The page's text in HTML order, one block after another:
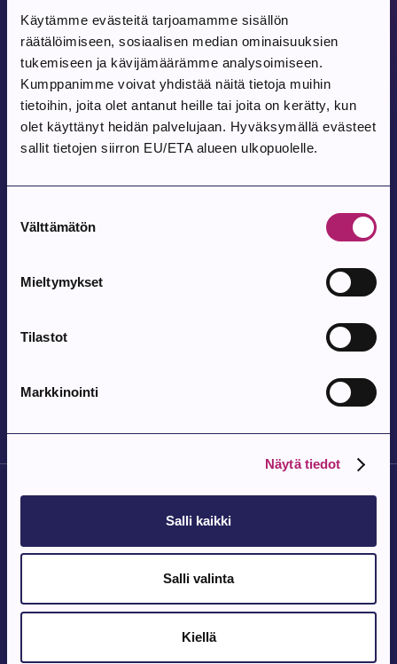
Käytämme evästeitä tarjoamamme sisällön
räätälöimiseen, sosiaalisen median ominaisuuksien
tukemiseen ja kävijämäärämme analysoimiseen.
Kumppanimme voivat yhdistää näitä tietoja muihin
tietoihin, joita olet antanut heille tai joita on kerätty, kun
olet käyttänyt heidän palvelujaan. Hyväksymällä evästeet
sallit tietojen siirron EU/ETA alueen ulkopuolelle.
valinta
Välttämätön
Mieltymykset
Tilastot
Markkinointi
Näytä tiedot
Salli kaikki
Salli valinta
Kiellä
Tapahtuma alkaa:
8.8.2026
Tanssit Kovesjoen kylätalolla
Kovesjoen kylätalo, Laholuomantie 180
vuotta
Parkanon kirjasto
Parkanontie 37